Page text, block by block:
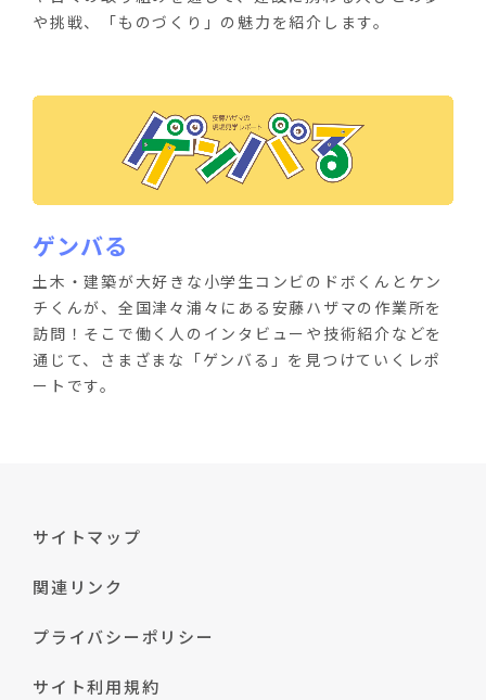
や挑戦、「ものづくり」の魅力を紹介します。
ゲンバる
土木・建築が大好きな小学生コンビのドボくんとケン
チくんが、全国津々浦々にある安藤ハザマの作業所を
訪問！そこで働く人のインタビューや技術紹介などを
通じて、さまざまな「ゲンバる」を見つけていくレポ
ートです。
サイトマップ
関連リンク
プライバシーポリシー
サイト利用規約